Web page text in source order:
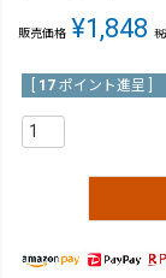
販売価格 ¥1,848 税
17 ポイント進呈 ]